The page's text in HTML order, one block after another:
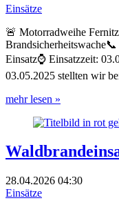
Einsätze
🚨 Motorradweihe
Einsatz⌚ Einsatzzeit:
03.05.2025 stellten wir
mehr lesen »
28.04.2026 04:30
Einsätze